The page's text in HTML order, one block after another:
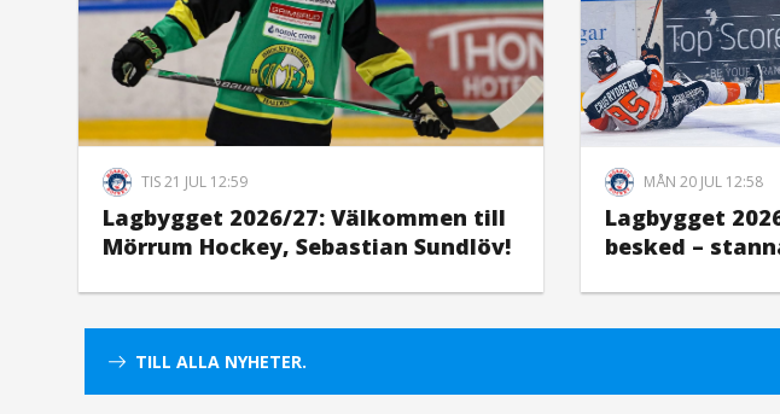
TIS 21 JUL 12:59
Lagbygget 2026/27: Välkommen till
Mörrum Hockey, Sebastian Sundlöv!
MÅN 20 JUL 12:58
Lagbygget
besked –
TILL ALLA NYHETER.